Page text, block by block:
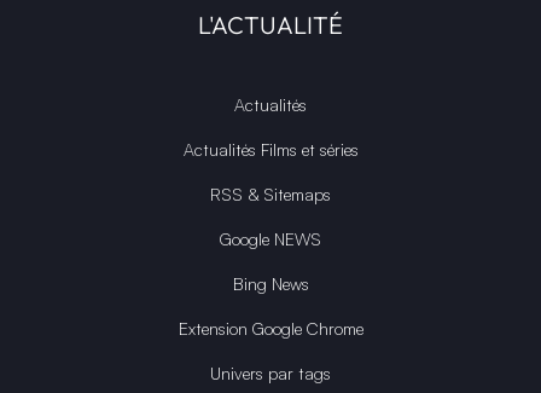
L'ACTUALITÉ
Actualités
Actualités Films et séries
RSS & Sitemaps
Google NEWS
Bing News
Extension Google Chrome
Univers par tags